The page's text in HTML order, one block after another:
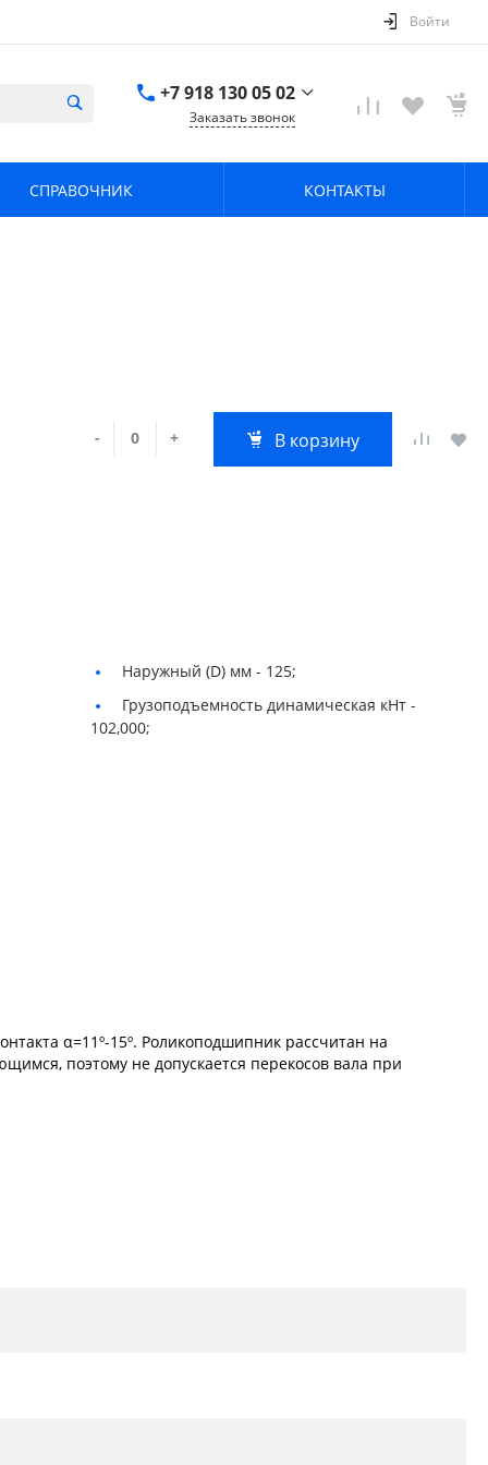
Войти
+7 918 130 05 02
Заказать звонок
СПРАВОЧНИК КОНТАКТЫ
- + В корзину
Наружный (D) мм - 125;
Грузоподъемность динамическая кНт -
102,000;
α=11º-15º. Роликоподшипник рассчитан на
поэтому не допускается перекосов вала при